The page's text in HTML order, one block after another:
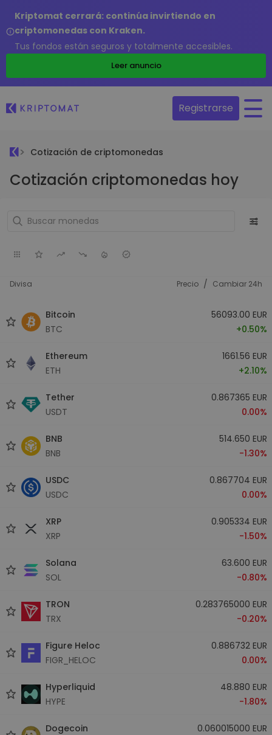
Kriptomat cerrará: continúa invirtiendo en
criptomonedas con Kraken.
Tus fondos están seguros y totalmente accesibles.
Leer anuncio
Registrarse
Cotización de criptomonedas
Cotización criptomonedas hoy
Divisa Precio / Cambiar 24h
Bitcoin
BTC
56093.00 EUR
+0.50%
Ethereum
ETH
1661.56 EUR
+2.10%
Tether
USDT
0.867365 EUR
0.00%
BNB
BNB
514.650 EUR
-1.30%
USDC
USDC
0.867704 EUR
0.00%
XRP
XRP
0.905334 EUR
-1.50%
Solana
SOL
63.600 EUR
-0.80%
TRON
TRX
0.283765000 EUR
-0.20%
Figure Heloc
FIGR_HELOC
0.886732 EUR
0.00%
Hyperliquid
HYPE
48.880 EUR
-1.80%
Dogecoin
0.060015000 EUR